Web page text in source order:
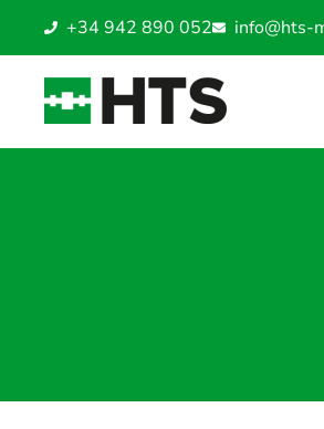
+34 942 890 052 info@hts-